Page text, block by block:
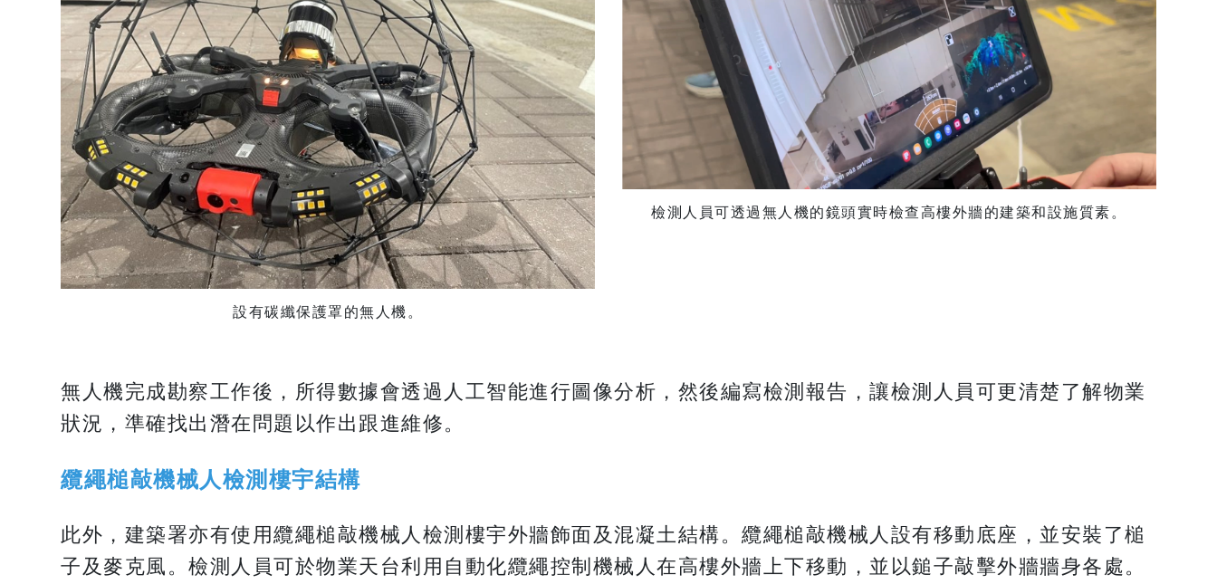
設有碳纖保護罩的無人機。
檢測人員可透過無人機的鏡頭實時檢查高樓外牆的建築和設施質素。
無人機完成勘察工作後，所得數據會透過人工智能進行圖像分析，然後編寫檢測報告，讓檢測人員可更清楚了解物業
狀況，準確找出潛在問題以作出跟進維修。
纜繩槌敲機械人檢測樓宇結構
此外，建築署亦有使用纜繩槌敲機械人檢測樓宇外牆飾面及混凝土結構。纜繩槌敲機械人設有移動底座，並安裝了槌
子及麥克風。檢測人員可於物業天台利用自動化纜繩控制機械人在高樓外牆上下移動，並以鎚子敲擊外牆牆身各處。